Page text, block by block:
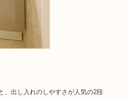
、出し入れのしやすさが人気の2段